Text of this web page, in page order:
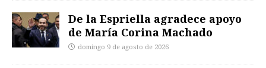
De la Espriella agradece apoyo
de María Corina Machado
domingo 9 de agosto de 2026